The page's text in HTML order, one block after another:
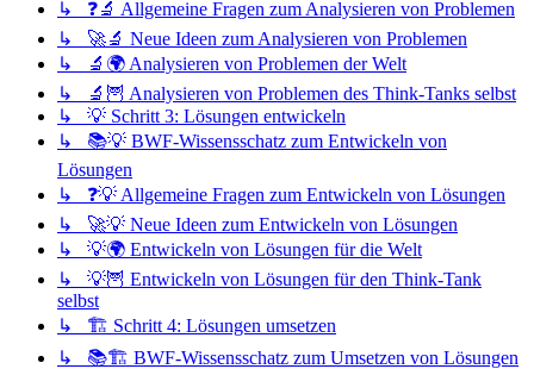
↳ ❓🔬 Allgemeine Fragen zum Analysieren von Problemen
↳ 🚀🔬 Neue Ideen zum Analysieren von Problemen
↳ 🔬🌍 Analysieren von Problemen der Welt
↳ 🔬🦉 Analysieren von Problemen des Think-Tanks selbst
↳ 💡 Schritt 3: Lösungen entwickeln
↳ 📚💡 BWF-Wissensschatz zum Entwickeln von
Lösungen
↳ ❓💡 Allgemeine Fragen zum Entwickeln von Lösungen
↳ 🚀💡 Neue Ideen zum Entwickeln von Lösungen
↳ 💡🌍 Entwickeln von Lösungen für die Welt
↳ 💡🦉 Entwickeln von Lösungen für den Think-Tank
selbst
↳ 🏗️ Schritt 4: Lösungen umsetzen
↳ 📚🏗️ BWF-Wissensschatz zum Umsetzen von Lösungen